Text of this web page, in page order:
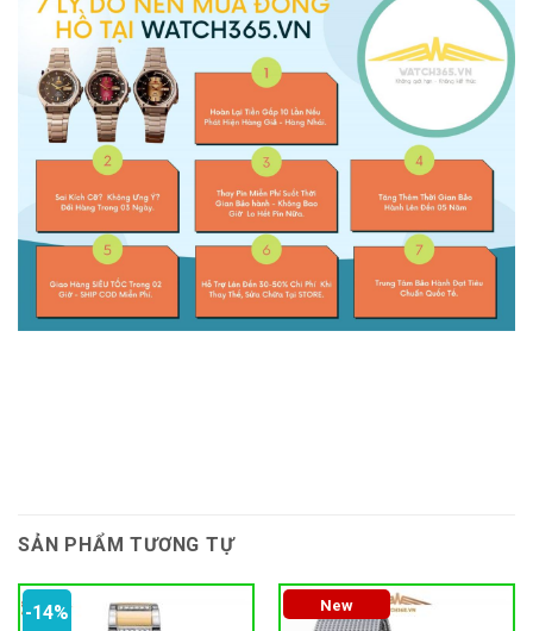
SẢN PHẨM TƯƠNG TỰ
-14% New